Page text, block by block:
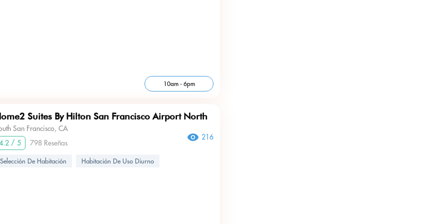
10am - 6pm
Suites By Hilton San Francisco Airport North
San Francisco, CA
/ 5
798 Reseñas
216
Selección De Habitación Habitación De Uso Diurno